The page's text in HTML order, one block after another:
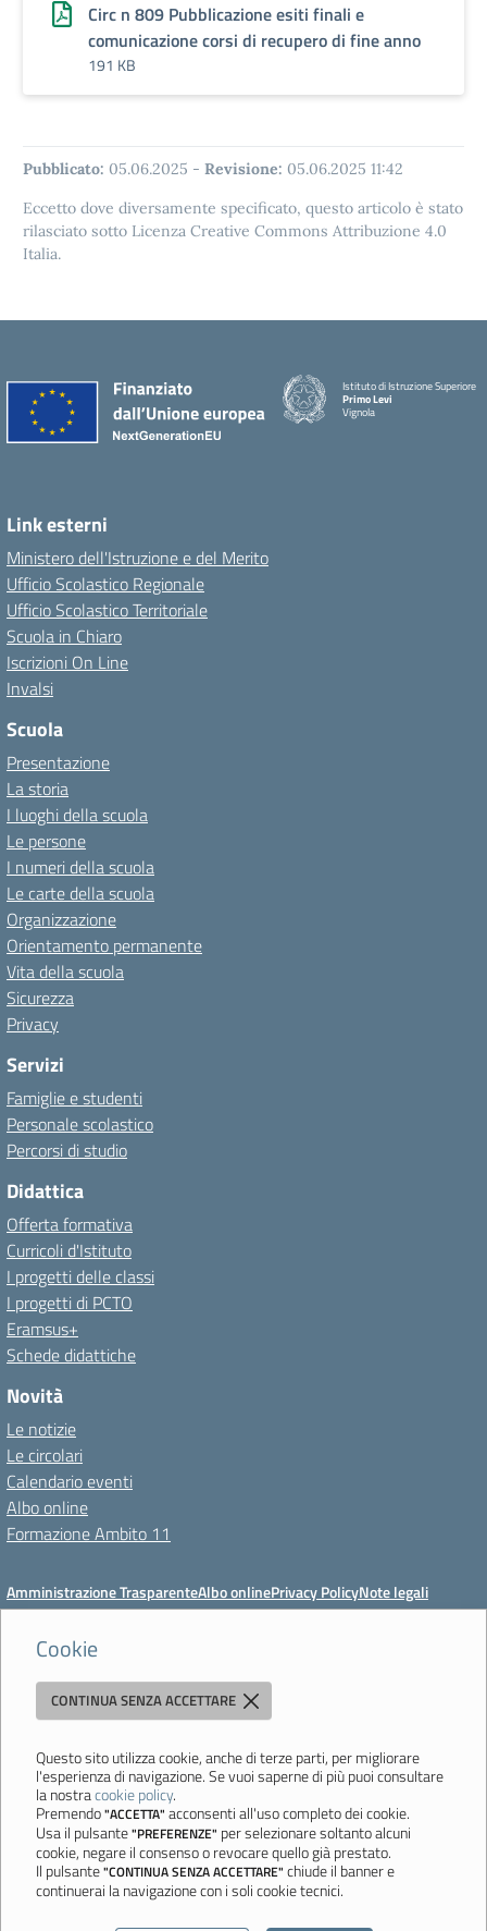
Cookie
CONTINUA SENZA ACCETTARE
Questo sito utilizza cookie, anche di terze parti, per migliorare
l'esperienza di navigazione. Se vuoi saperne di più puoi consultare
la nostracookie policy.
Premendo"ACCETTA" acconsenti all'uso completo dei cookie.
Usa il pulsante"PREFERENZE" per selezionare soltanto alcuni
cookie, negare il consenso o revocare quello già prestato.
Il pulsante"CONTINUA SENZA ACCETTARE" chiude il banner e
continuerai la navigazione con i soli cookie tecnici.
Circ n 809 Pubblicazione esiti finali e
comunicazione corsi di recupero di fine anno
191 KB
Pubblicato: 05.06.2025 - Revisione: 05.06.2025 11:42
Eccetto dove diversamente specificato, questo articolo è stato
rilasciato sotto Licenza Creative Commons Attribuzione 4.0
Italia.
Istituto di Istruzione Superiore
Primo Levi
Vignola
Link esterni
Ministero dell'Istruzione e del Merito
Ufficio Scolastico Regionale
Ufficio Scolastico Territoriale
Scuola in Chiaro
Iscrizioni On Line
Invalsi
Scuola
Presentazione
La storia
I luoghi della scuola
Le persone
I numeri della scuola
Le carte della scuola
Organizzazione
Orientamento permanente
Vita della scuola
Sicurezza
Privacy
Servizi
Famiglie e studenti
Personale scolastico
Percorsi di studio
Didattica
Offerta formativa
Curricoli d'Istituto
I progetti delle classi
I progetti di PCTO
Eramsus+
Schede didattiche
Novità
Le notizie
Le circolari
Calendario eventi
Albo online
Formazione Ambito 11
Amministrazione TrasparenteAlbo onlinePrivacy PolicyNote legali
Meccanismo di feedbackDichiarazioni di accessibilitàPreferenze cookie
Istituto di Istruzione Superiore 'Primo Levi'
764354 - Email:mois00200c@istruzione.it- PEC:
mois00200c@pec.istruzione.it
Codice meccanografico: mois00200c - C.F. 94058180368
Ultimo aggiornamento: Lunedì, 3 Agosto 2026 ore 12:05